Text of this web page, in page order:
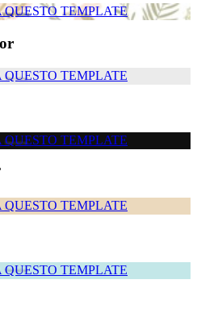
QUESTO TEMPLATE
QUESTO TEMPLATE
QUESTO TEMPLATE
QUESTO TEMPLATE
QUESTO TEMPLATE